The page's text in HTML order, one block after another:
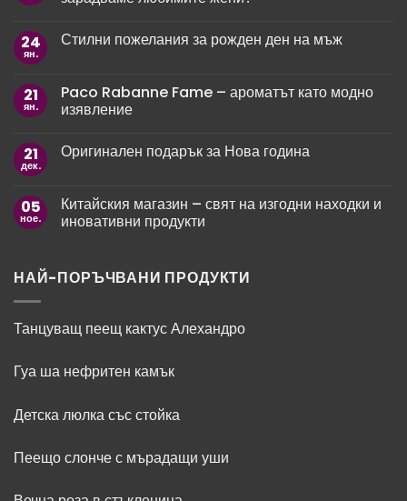
за
за
8
март:
зарадваме
любимите
24
ян.
Стилни пожелания за рожден ден на мъж
Стилни
пожелания
за
на
мъж
21
ян.
Paco Rabanne Fame – ароматът като модно
изявление
за
Paco
–
ароматът
като
21
дек.
Оригинален подарък за Нова година
Оригинален
подарък
за
05
ное.
Китайския магазин – свят на изгодни находки и
иновативни продукти
Китайския
магазин
изгодни
иновативни
продукти
НАЙ-ПОРЪЧВАНИ ПРОДУКТИ
Танцуващ пеещ кактус Алехандро
Гуа ша нефритен камък
Детска люлка със стойка
Пеещо слонче с мърадащи уши